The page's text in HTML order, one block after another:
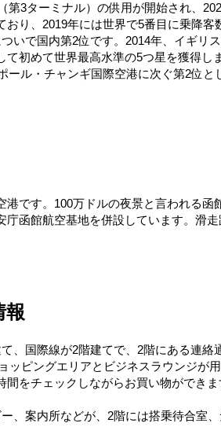
第3ターミナル）の供用が開始され、
り、2019年には世界で5番目に乗降
いで国内第2位です。2014年、イギ
て初めて世界最高水準の5つ星を獲得
ール・チャンギ国際空港に次ぐ第2位
です。100万ドルの夜景と言われる
函館航空基地を併設しています。滑
報
、国際線が2階建てで、2階にある連
ッピングエリアとビジネスラウンジ
をチェックしながらお買い物ができ
、案内所などが、2階には搭乗待合室